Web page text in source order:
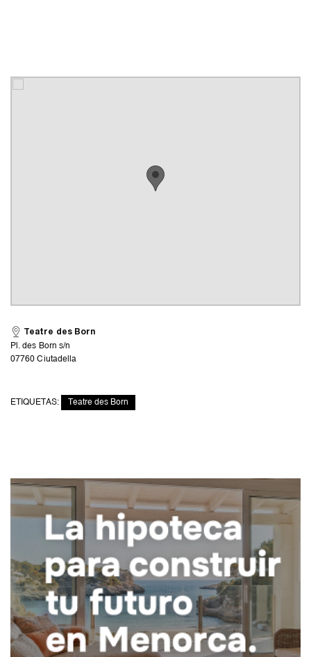
Teatre des Born
Pl. des Born s/n
07760 Ciutadella
ETIQUETAS: Teatre des Born